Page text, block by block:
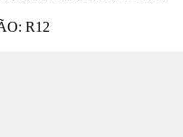
R12